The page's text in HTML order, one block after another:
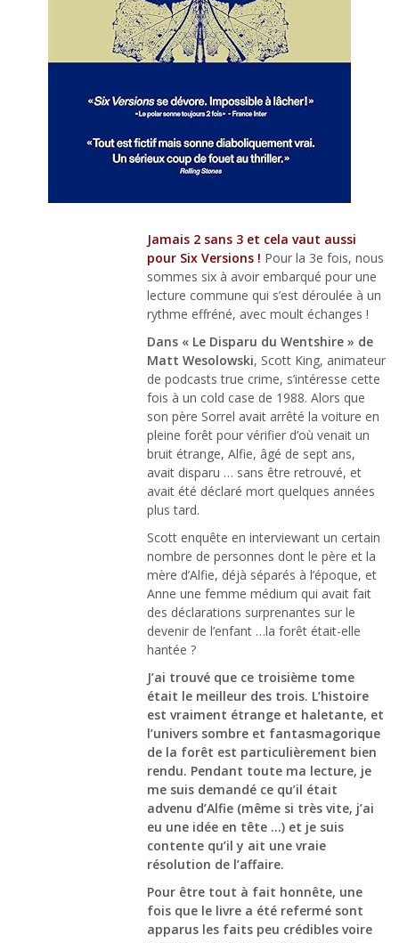
Jamais 2 sans 3 et cela vaut aussi
pour Six Versions ! Pour la 3e fois, nous
sommes six à avoir embarqué pour une
lecture commune qui s’est déroulée à un
rythme effréné, avec moult échanges !
Dans « Le Disparu du Wentshire » de
Matt Wesolowski, Scott King, animateur
de podcasts true crime, s’intéresse cette
fois à un cold case de 1988. Alors que
son père Sorrel avait arrêté la voiture en
pleine forêt pour vérifier d’où venait un
bruit étrange, Alfie, âgé de sept ans,
avait disparu … sans être retrouvé, et
avait été déclaré mort quelques années
plus tard.
Scott enquête en interviewant un certain
nombre de personnes dont le père et la
mère d’Alfie, déjà séparés à l’époque, et
Anne une femme médium qui avait fait
des déclarations surprenantes sur le
devenir de l’enfant …la forêt était-elle
hantée ?
J’ai trouvé que ce troisième tome
était le meilleur des trois. L’histoire
est vraiment étrange et haletante, et
l’univers sombre et fantasmagorique
de la forêt est particulièrement bien
rendu. Pendant toute ma lecture, je
me suis demandé ce qu’il était
advenu d’Alfie (même si très vite, j’ai
eu une idée en tête …) et je suis
contente qu’il y ait une vraie
résolution de l’affaire.
Pour être tout à fait honnête, une
fois que le livre a été refermé sont
apparus les faits peu crédibles voire